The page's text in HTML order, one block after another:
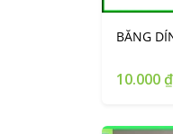
BĂNG
10.000 ₫